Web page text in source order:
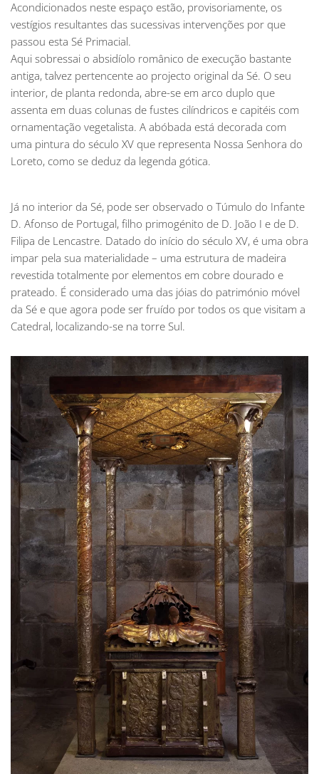
Acondicionados neste espaço estão, provisoriamente, os
vestígios resultantes das sucessivas intervenções por que
passou esta Sé Primacial.
Aqui sobressai o absidíolo românico de execução bastante
antiga, talvez pertencente ao projecto original da Sé. O seu
interior, de planta redonda, abre-se em arco duplo que
assenta em duas colunas de fustes cilíndricos e capitéis com
ornamentação vegetalista. A abóbada está decorada com
uma pintura do século XV que representa Nossa Senhora do
Loreto, como se deduz da legenda gótica.
Já no interior da Sé, pode ser observado o Túmulo do Infante
D. Afonso de Portugal, filho primogénito de D. João I e de D.
Filipa de Lencastre. Datado do início do século XV, é uma obra
impar pela sua materialidade – uma estrutura de madeira
revestida totalmente por elementos em cobre dourado e
prateado. É considerado uma das jóias do património móvel
da Sé e que agora pode ser fruído por todos os que visitam a
Catedral, localizando-se na torre Sul.